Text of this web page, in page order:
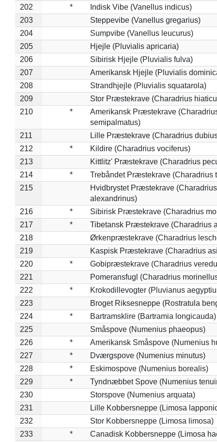
202
*
Indisk Vibe (Vanellus indicus)
203
Steppevibe (Vanellus gregarius)
204
Sumpvibe (Vanellus leucurus)
205
Hjejle (Pluvialis apricaria)
206
Sibirisk Hjejle (Pluvialis fulva)
207
Amerikansk Hjejle (Pluvialis
208
Strandhjejle (Pluvialis squatarola)
209
Stor Præstekrave (Charadrius
210
*
Amerikansk Præstekrave
semipalmatus)
211
Lille Præstekrave (Charadrius
212
*
Kildire (Charadrius vociferus)
213
Kittlitz' Præstekrave (Charadrius
214
*
Trebåndet Præstekrave (Charadrius
215
Hvidbrystet Præstekrave (Charadrius
alexandrinus)
216
*
Sibirisk Præstekrave (Charadrius
217
*
Tibetansk Præstekrave (Charadrius
218
Ørkenpræstekrave (Charadrius
219
Kaspisk Præstekrave (Charadrius
220
*
Gobipræstekrave (Charadrius
221
Pomeransfugl (Charadrius
222
*
Krokodillevogter (Pluvianus
223
Broget Riksesneppe (Rostratula
224
*
Bartramsklire (Bartramia longicauda)
225
Småspove (Numenius phaeopus)
226
*
Amerikansk Småspove (Numenius
227
*
Dværgspove (Numenius minutus)
228
*
Eskimospove (Numenius borealis)
229
*
Tyndnæbbet Spove (Numenius
230
Storspove (Numenius arquata)
231
Lille Kobbersneppe (Limosa
232
Stor Kobbersneppe (Limosa limosa)
233
* Canadisk Kobbersneppe (Limosa